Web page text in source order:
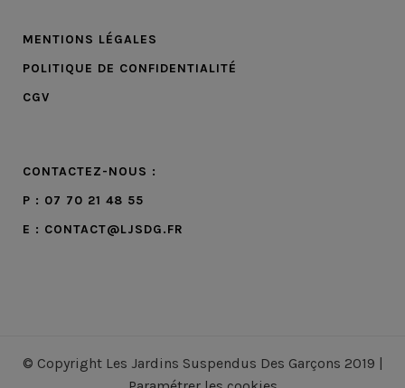
MENTIONS LÉGALES
POLITIQUE DE CONFIDENTIALITÉ
CGV
CONTACTEZ-NOUS :
P : 07 70 21 48 55
E : CONTACT@LJSDG.FR
© Copyright Les Jardins Suspendus Des Garçons 2019 |